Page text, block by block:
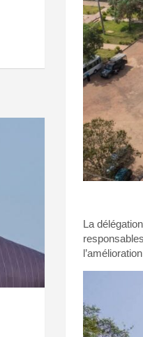
La